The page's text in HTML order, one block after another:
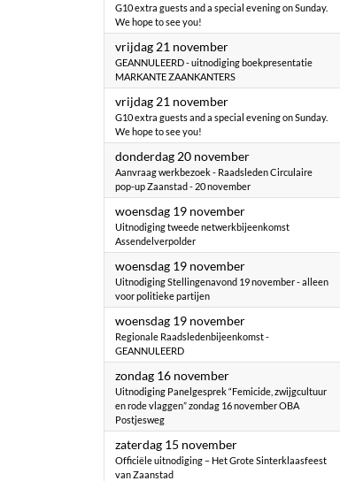
G10 extra guests and a special evening on Sunday.
We hope to see you!
vrijdag 21 november2025
GEANNULEERD - uitnodiging boekpresentatie
MARKANTE ZAANKANTERS
vrijdag 21 november2025
G10 extra guests and a special evening on Sunday.
We hope to see you!
donderdag 20 november2025
Aanvraag werkbezoek - Raadsleden Circulaire
pop-up Zaanstad - 20 november
woensdag 19 november2025
Uitnodiging tweede netwerkbijeenkomst
Assendelverpolder
woensdag 19 november2025
Uitnodiging Stellingenavond 19 november - alleen
voor politieke partijen
woensdag 19 november2025
Regionale Raadsledenbijeenkomst -
GEANNULEERD
zondag 16 november2025
Uitnodiging ​Panelgesprek “Femicide, zwijgcultuur
en rode vlaggen” zondag 16 november OBA
Postjesweg
zaterdag 15 november2025
Officiële uitnodiging – Het Grote Sinterklaasfeest
van Zaanstad